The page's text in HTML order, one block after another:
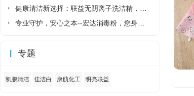
专题
凯鹏清洁 佳洁白 康航化工 明亮联益